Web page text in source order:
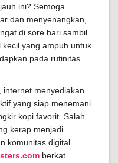
ini? Semoga
dan menyenangkan,
di sore hari sambil
yang ampuh untuk
pada rutinitas
internet menyediakan
yang siap menemani
kopi favorit. Salah
kerap menjadi
komunitas digital
berkat